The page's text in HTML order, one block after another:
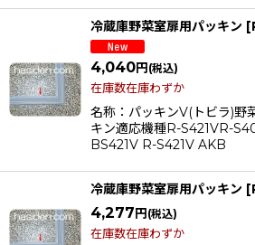
冷蔵庫野菜室扉用パッキン [
4,040円(税込)
在庫数在庫わずか
名称：パッキンV(トビラ)野
キン適応機種R-S421VR-
BS421V R-S421V AKB
冷蔵庫野菜室扉用パッキン [
4,277円(税込)
在庫数在庫わずか